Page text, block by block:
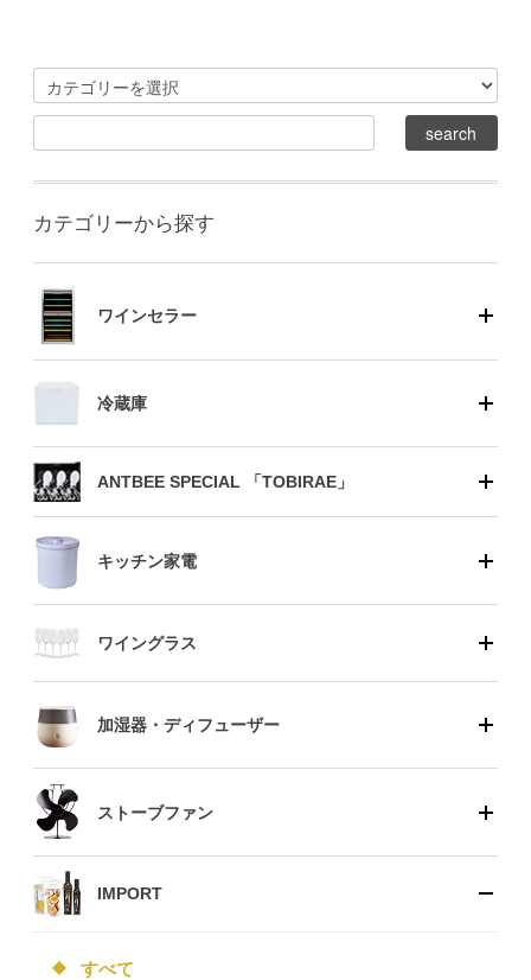
カテゴリーから探す
ワインセラー
冷蔵庫
ANTBEE SPECIAL 「TOBIRAE」
キッチン家電
ワイングラス
加湿器・ディフューザー
ストーブファン
IMPORT
すべて